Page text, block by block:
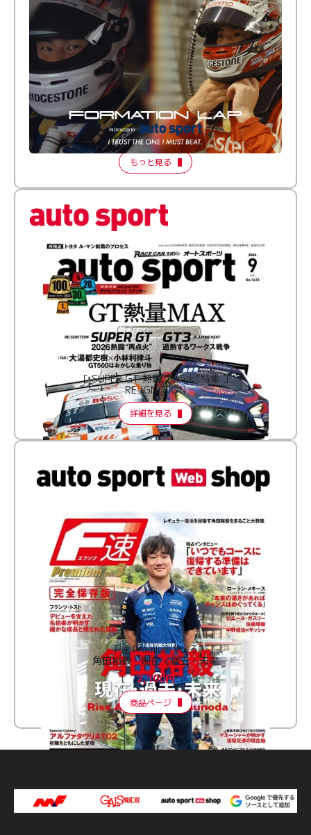
倒す相手を、信じてる。小林利徠斗 × 野村勇斗
【FORMATION LAP Produced by auto sport】
2026 Episode 2
もっと見る
［ SUPER GT 熱闘“再点火”特集 ］
RE:IGNITION
詳細を見る
F速 Premium Vol.3
角田裕毅 現在・過去・未来
2,100円
商品ページ